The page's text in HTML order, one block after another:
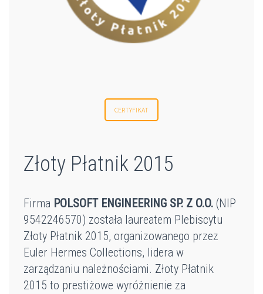
CERTYFIKAT
Złoty Płatnik 2015
Firma POLSOFT ENGINEERING SP. Z O.O. (NIP
9542246570) została laureatem Plebiscytu
Złoty Płatnik 2015, organizowanego przez
Euler Hermes Collections, lidera w
zarządzaniu należnościami. Złoty Płatnik
2015 to prestiżowe wyróżnienie za